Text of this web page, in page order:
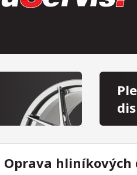
Oprava hliníkových